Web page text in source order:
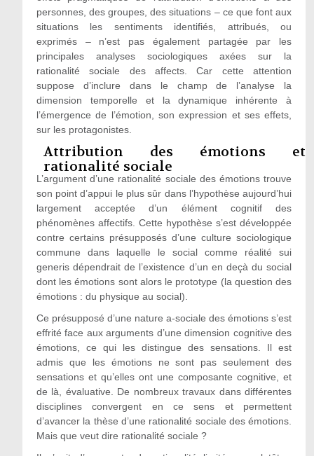
personnes, des groupes, des situations – ce que font aux
situations les sentiments identifiés, attribués, ou
exprimés – n’est pas également partagée par les
principales analyses sociologiques axées sur la
rationalité sociale des affects. Car cette attention
suppose d’inclure dans le champ de l’analyse la
dimension temporelle et la dynamique inhérente à
l’émergence de l’émotion, son expression et ses effets,
sur les protagonistes.
Attribution des émotions et
rationalité sociale
L’argument d’une rationalité sociale des émotions trouve
son point d’appui le plus sûr dans l’hypothèse aujourd’hui
largement acceptée d’un élément cognitif des
phénomènes affectifs. Cette hypothèse s’est développée
contre certains présupposés d’une culture sociologique
commune dans laquelle le social comme réalité sui
generis dépendrait de l’existence d’un en deçà du social
dont les émotions sont alors le prototype (la question des
émotions : du physique au social).
Ce présupposé d’une nature a-sociale des émotions s’est
effrité face aux arguments d’une dimension cognitive des
émotions, ce qui les distingue des sensations. Il est
admis que les émotions ne sont pas seulement des
sensations et qu’elles ont une composante cognitive, et
de là, évaluative. De nombreux travaux dans différentes
disciplines convergent en ce sens et permettent
d’avancer la thèse d’une rationalité sociale des émotions.
Mais que veut dire rationalité sociale ?